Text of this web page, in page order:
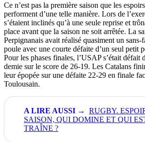
Ce n’est pas la première saison que les
performent d’une telle manière. Lors de
s’étaient inclinés qu’à une seule reprise et
place avant que la saison ne soit arrêtée. La
Perpignanais avait réalisé quasiment un sans-
poule avec une courte défaite d’un seul petit
Pour les phases finales, l’USAP s’était défait
demie sur le score de 26-19. Les Catalans
leur épopée sur une défaite 22-29 en finale
Toulousain.
RUGBY.
SAISON, QUI DOMINE ET QUI
TRAÎNE ?